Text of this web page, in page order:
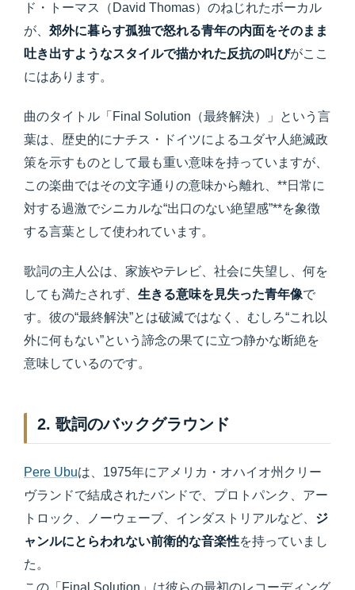
ド・トーマス（David Thomas）のねじれたボーカル
が、 郊外に暮らす孤独で怒れる青年の内面をそのまま
吐き出すようなスタイルで描かれた反抗の叫びがここ
にはあります。
曲のタイトル「Final Solution（最終解決）」という言
葉は、歴史的にナチス・ドイツによるユダヤ人絶滅政
策を示すものとして最も重い意味を持っていますが、
この楽曲ではその文字通りの意味から離れ、**日常に
対する過激でシニカルな“出口のない絶望感”**を象徴
する言葉として使われています。
歌詞の主人公は、家族やテレビ、社会に失望し、何を
しても満たされず、 生きる意味を見失った青年像で
す。彼の“最終解決”とは破滅ではなく、むしろ“これ以
外に何もない”という諦念の果てに立つ静かな断絶を
意味しているのです。
2. 歌詞のバックグラウンド
Pere Ubuは、1975年にアメリカ・オハイオ州クリー
ヴランドで結成されたバンドで、プロトパンク、アー
トロック、ノーウェーブ、インダストリアルなど、 ジ
ャンルにとらわれない前衛的な音楽性を持っていまし
た。
この「Final Solution」は彼らの最初のレコーディング